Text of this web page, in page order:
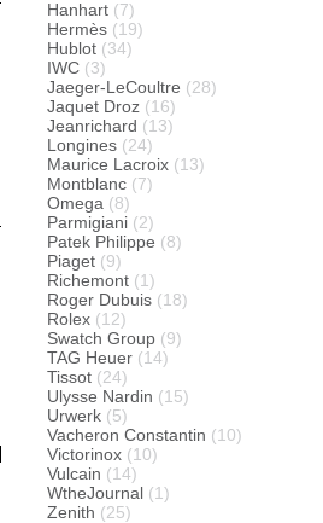
Hanhart (7)
Hermès (19)
Hublot (34)
IWC (3)
Jaeger-LeCoultre (28)
Jaquet Droz (16)
Jeanrichard (13)
Longines (24)
Maurice Lacroix (13)
Montblanc (7)
Omega (8)
Parmigiani (2)
Patek Philippe (8)
Piaget (9)
Richemont (1)
Roger Dubuis (18)
Rolex (12)
Swatch Group (9)
TAG Heuer (14)
Tissot (24)
Ulysse Nardin (15)
Urwerk (5)
Vacheron Constantin (10)
Victorinox (10)
Vulcain (14)
WtheJournal (1)
Zenith (25)